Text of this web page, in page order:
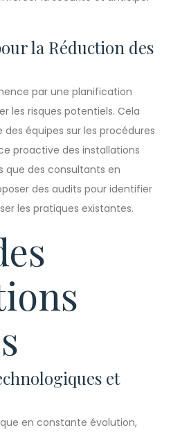
la Réduction des
par une planification
les risques potentiels. Cela
équipes sur les procédures
proactive des installations
que des consultants en
des audits pour identifier
les pratiques existantes.
et
en constante évolution,